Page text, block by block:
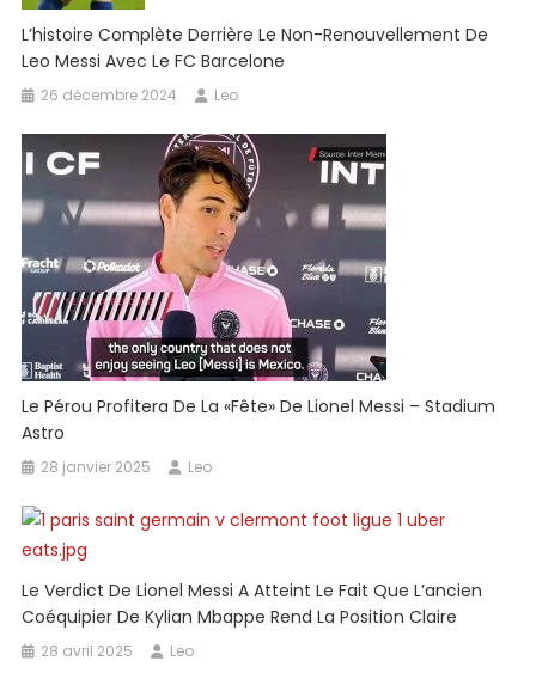
L’histoire Complète Derrière Le Non-Renouvellement De
Leo Messi Avec Le FC Barcelone
26 décembre 2024 Leo
Le Pérou Profitera De La «fête» De Lionel Messi – Stadium
Astro
28 janvier 2025 Leo
Le Verdict De Lionel Messi A Atteint Le Fait Que L’ancien
Coéquipier De Kylian Mbappe Rend La Position Claire
28 avril 2025 Leo